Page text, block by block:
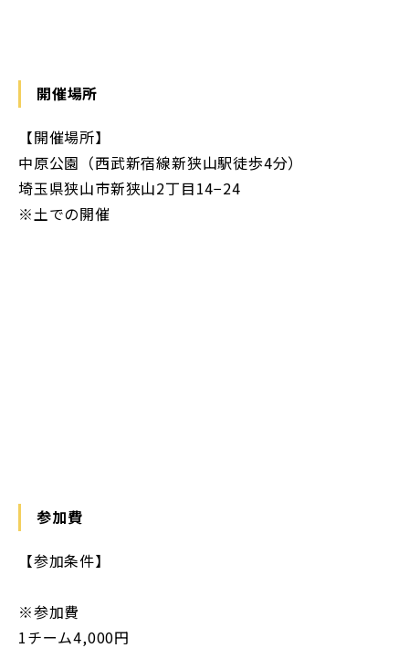
開催場所
【開催場所】
中原公園（西武新宿線新狭山駅徒歩4分）
埼玉県狭山市新狭山2丁目14−24
※土での開催
参加費
【参加条件】
※参加費
1チーム4,000円